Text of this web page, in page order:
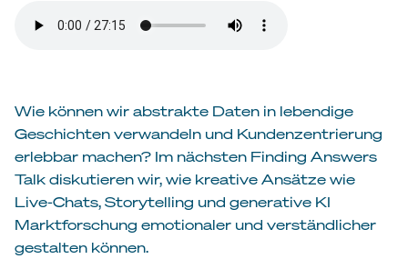
Wie können wir abstrakte Daten in lebendige
Geschichten verwandeln und Kundenzentrierung
erlebbar machen? Im nächsten Finding Answers
Talk diskutieren wir, wie kreative Ansätze wie
Live-Chats, Storytelling und generative KI
Marktforschung emotionaler und verständlicher
gestalten können.